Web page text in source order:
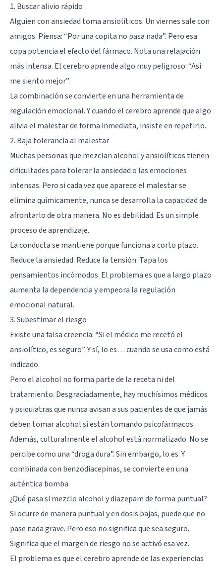
1. Buscar alivio rápido
Alguien con ansiedad toma ansiolíticos. Un viernes sale con
amigos. Piensa: “Por una copita no pasa nada”. Pero esa
copa potencia el efecto del fármaco. Nota una relajación
más intensa. El cerebro aprende algo muy peligroso: “Así
me siento mejor”.
La combinación se convierte en una herramienta de
regulación emocional. Y cuando el cerebro aprende que algo
alivia el malestar de forma inmediata, insiste en repetirlo.
2. Baja tolerancia al malestar
Muchas personas que mezclan alcohol y ansiolíticos tienen
dificultades para tolerar la ansiedad o las emociones
intensas. Pero si cada vez que aparece el malestar se
elimina químicamente, nunca se desarrolla la capacidad de
afrontarlo de otra manera. No es debilidad. Es un simple
proceso de aprendizaje.
La conducta se mantiene porque funciona a corto plazo.
Reduce la ansiedad. Reduce la tensión. Tapa los
pensamientos incómodos. El problema es que a largo plazo
aumenta la dependencia y empeora la regulación
emocional natural.
3. Subestimar el riesgo
Existe una falsa creencia: “Si el médico me recetó el
ansiolítico, es seguro”. Y sí, lo es… cuando se usa como está
indicado.
Pero el alcohol no forma parte de la receta ni del
tratamiento. Desgraciadamente, hay muchísimos médicos
y psiquiatras que nunca avisan a sus pacientes de que jamás
deben tomar alcohol si están tomando psicofármacos.
Además, culturalmente el alcohol está normalizado. No se
percibe como una “droga dura”. Sin embargo, lo es. Y
combinada con benzodiacepinas, se convierte en una
auténtica bomba.
¿Qué pasa si mezclo alcohol y diazepam de forma puntual?
Si ocurre de manera puntual y en dosis bajas, puede que no
pase nada grave. Pero eso no significa que sea seguro.
Significa que el margen de riesgo no se activó esa vez.
El problema es que el cerebro aprende de las experiencias